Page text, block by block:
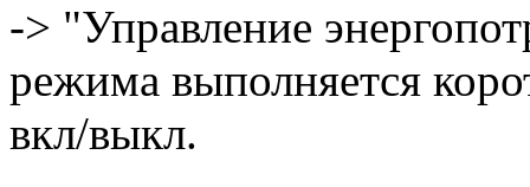
-> "Управление
режима выполняется
вкл/выкл.